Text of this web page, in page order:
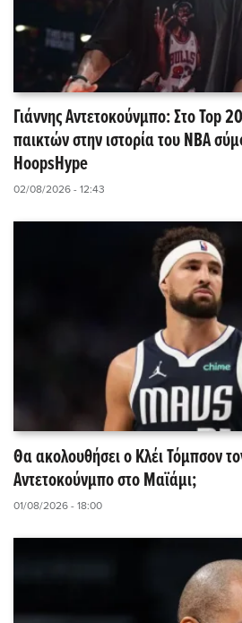
Γιάννης Αντετοκούνμπο: Στο Top
παικτών στην ιστορία του NBA
HoopsHype
02/08/2026 - 12:43
Θα ακολουθήσει ο Κλέι Τόμπσον
Αντετοκούνμπο στο Μαϊάμι;
01/08/2026 - 18:00